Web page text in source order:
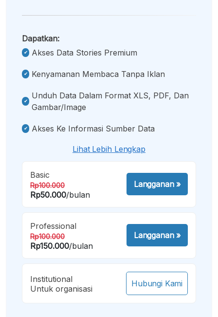
Dapatkan:
Akses Data Stories Premium
Kenyamanan Membaca Tanpa Iklan
Unduh Data Dalam Format XLS, PDF, Dan
Gambar/image
Akses Ke Informasi Sumber Data
Lihat Lebih Lengkap
Basic
Rp100.000
Rp50.000/bulan
Langganan»
Professional
Rp100.000
Rp150.000/bulan
Langganan»
Institutional
Untuk organisasi
Hubungi Kami